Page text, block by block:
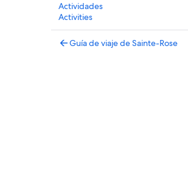
Actividades
Activities
Guía de viaje de Sainte-Rose